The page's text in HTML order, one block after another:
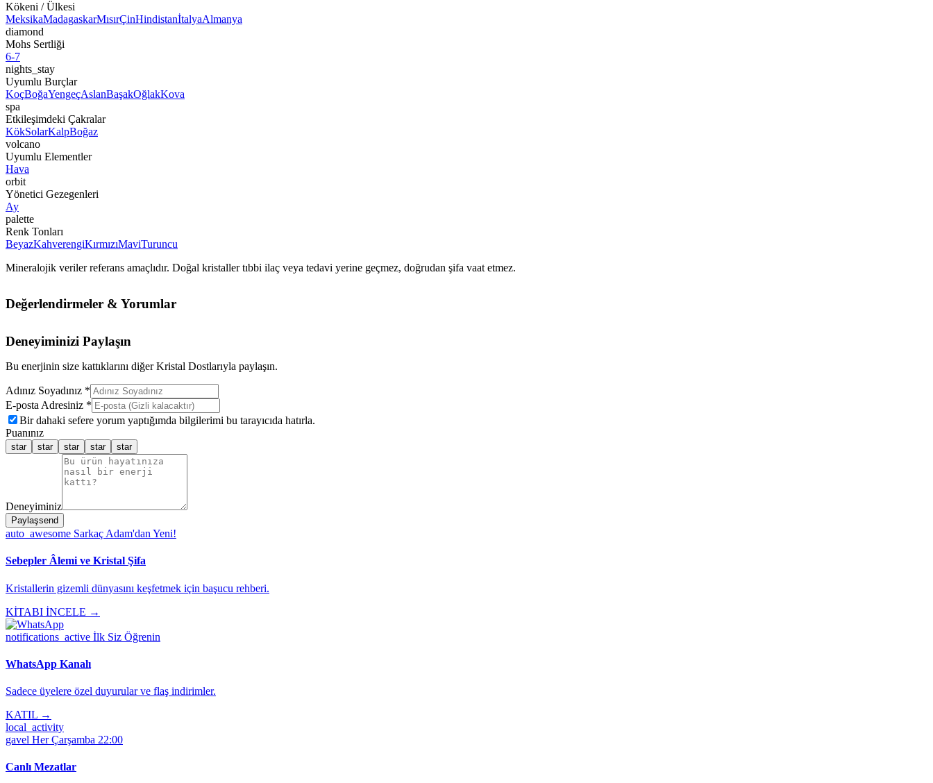
Kökeni / Ülkesi
MeksikaMadagaskarMısırÇinHindistanİtalyaAlmanya
diamond
Mohs Sertliği
6-7
nights_stay
Uyumlu Burçlar
KoçBoğaYengeçAslanBaşakOğlakKova
spa
Etkileşimdeki Çakralar
KökSolarKalpBoğaz
volcano
Uyumlu Elementler
Hava
orbit
Yönetici Gezegenleri
Ay
palette
Renk Tonları
BeyazKahverengiKırmızıMaviTuruncu
Mineralojik veriler referans amaçlıdır. Doğal kristaller tıbbi ilaç veya tedavi yerine geçmez, doğrudan şifa vaat etmez.
Değerlendirmeler & Yorumlar
Deneyiminizi Paylaşın
Bu enerjinin size kattıklarını diğer Kristal Dostlarıyla paylaşın.
Adınız Soyadınız *
E-posta Adresiniz *
Bir dahaki sefere yorum yaptığımda bilgilerimi bu tarayıcıda hatırla.
Puanınız
star star star star star
Deneyiminiz
Paylaşsend
auto_awesome Sarkaç Adam'dan Yeni!
Sebepler Âlemi ve Kristal Şifa
Kristallerin gizemli dünyasını keşfetmek için başucu rehberi.
KİTABI İNCELE →
notifications_active İlk Siz Öğrenin
WhatsApp Kanalı
Sadece üyelere özel duyurular ve flaş indirimler.
KATIL →
local_activity
gavel Her Çarşamba 22:00
Canlı Mezatlar